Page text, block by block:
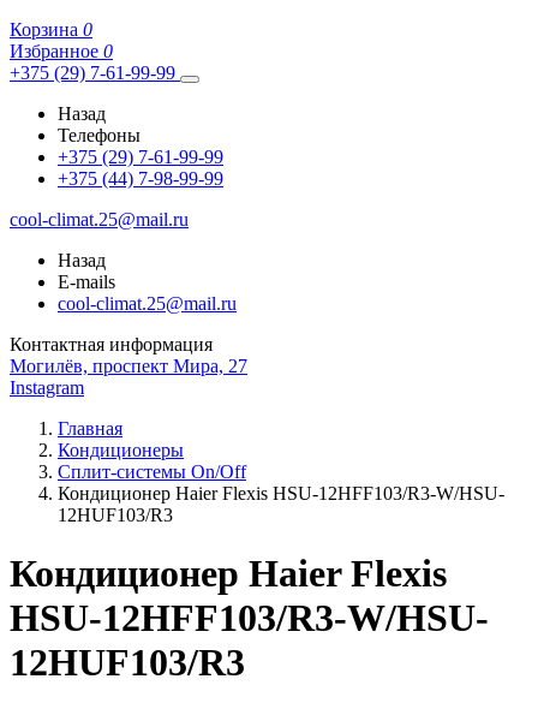
Корзина 0
Избранное 0
+375 (29) 7-61-99-99
Назад
Телефоны
+375 (29) 7-61-99-99
+375 (44) 7-98-99-99
cool-climat.25@mail.ru
Назад
E-mails
cool-climat.25@mail.ru
Контактная информация
Могилёв, проспект Мира, 27
Instagram
Главная
Кондиционеры
Сплит-системы On/Off
Кондиционер Haier Flexis HSU-12HFF103/R3-W/HSU-
12HUF103/R3
Кондиционер Haier Flexis
HSU-12HFF103/R3-W/HSU-
12HUF103/R3